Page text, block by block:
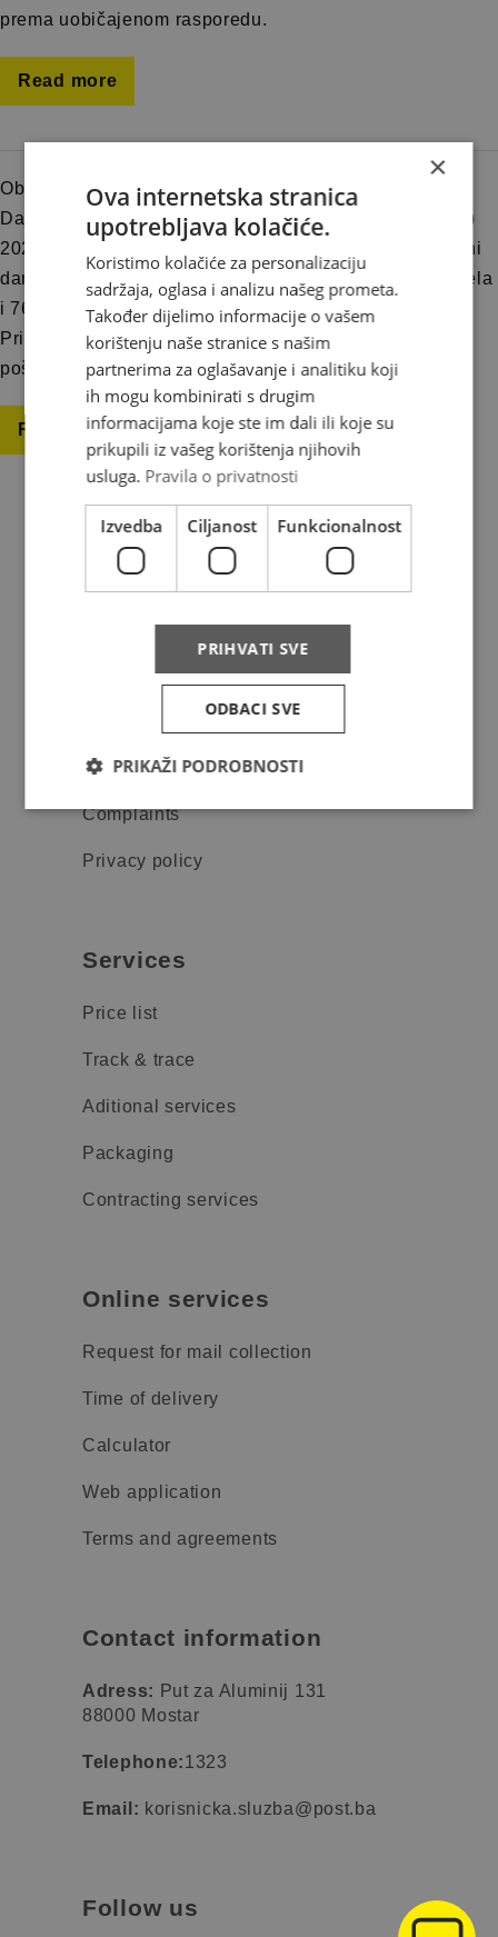
prema uobičajenom rasporedu.
Read more
Obavještavamo korisnike naših usluga da je u povodu
Dana uspostave Brčko distrikta, 9. ožujka (ponedjeljak)
2026. godine neradni dan u Brčko distriktu BiH. Neradni
dan je za poštanske urede: 76205 Seonjaci, 76204 Bijela
i 76110 Brčko s pripadajućim izdvojenim šalterom.
Prikup, dostava i otprema pošiljaka Brze pošte u ovim
poštanskim uredima obavljat će se prema […]
Read more
About us
Where do we deliver
FAQ
Complaints
Privacy policy
Services
Price list
Track & trace
Aditional services
Packaging
Contracting services
Online services
Request for mail collection
Time of delivery
Calculator
Web application
Terms and agreements
Contact information
Adress: Put za Aluminij 131
88000 Mostar
Telephone:1323
Email: korisnicka.sluzba@post.ba
Follow us
×
Ova internetska stranica
upotrebljava kolačiće.
Koristimo kolačiće za personalizaciju
sadržaja, oglasa i analizu našeg prometa.
Također dijelimo informacije o vašem
korištenju naše stranice s našim
partnerima za oglašavanje i analitiku koji
ih mogu kombinirati s drugim
informacijama koje ste im dali ili koje su
prikupili iz vašeg korištenja njihovih
usluga. Pravila o privatnosti
Izvedba Ciljanost Funkcionalnost
PRIHVATI SVE
ODBACI SVE
PRIKAŽI PODROBNOSTI